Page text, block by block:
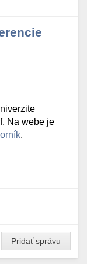
Na webe je
.
Pridať správu